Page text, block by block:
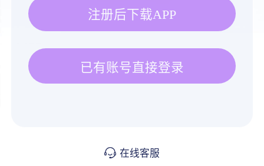
注册后下载APP
已有账号直接登录
在线客服